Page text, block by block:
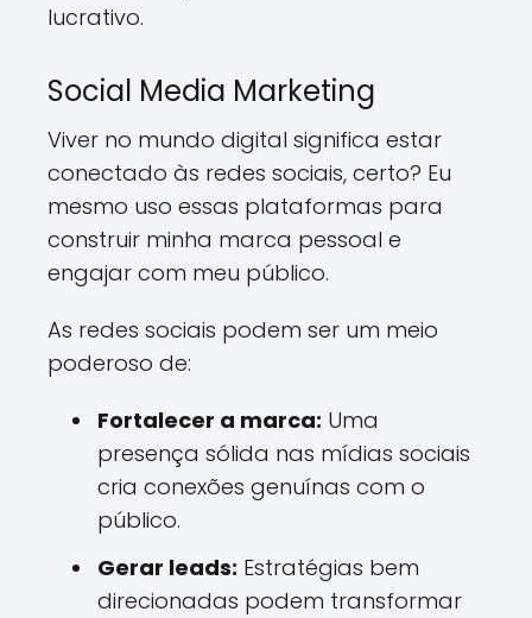
lucrativo.
Social Media Marketing
Viver no mundo digital significa estar
conectado às redes sociais, certo? Eu
mesmo uso essas plataformas para
construir minha marca pessoal e
engajar com meu público.
As redes sociais podem ser um meio
poderoso de:
Fortalecer a marca: Uma
presença sólida nas mídias sociais
cria conexões genuínas com o
público.
Gerar leads: Estratégias bem
direcionadas podem transformar